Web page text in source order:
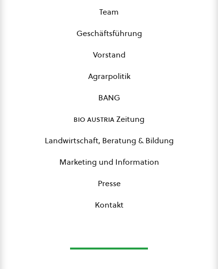
Team
Geschäftsführung
Vorstand
Agrarpolitik
BANG
bio austriaZeitung
Landwirtschaft, Beratung & Bildung
Marketing und Information
Presse
Kontakt